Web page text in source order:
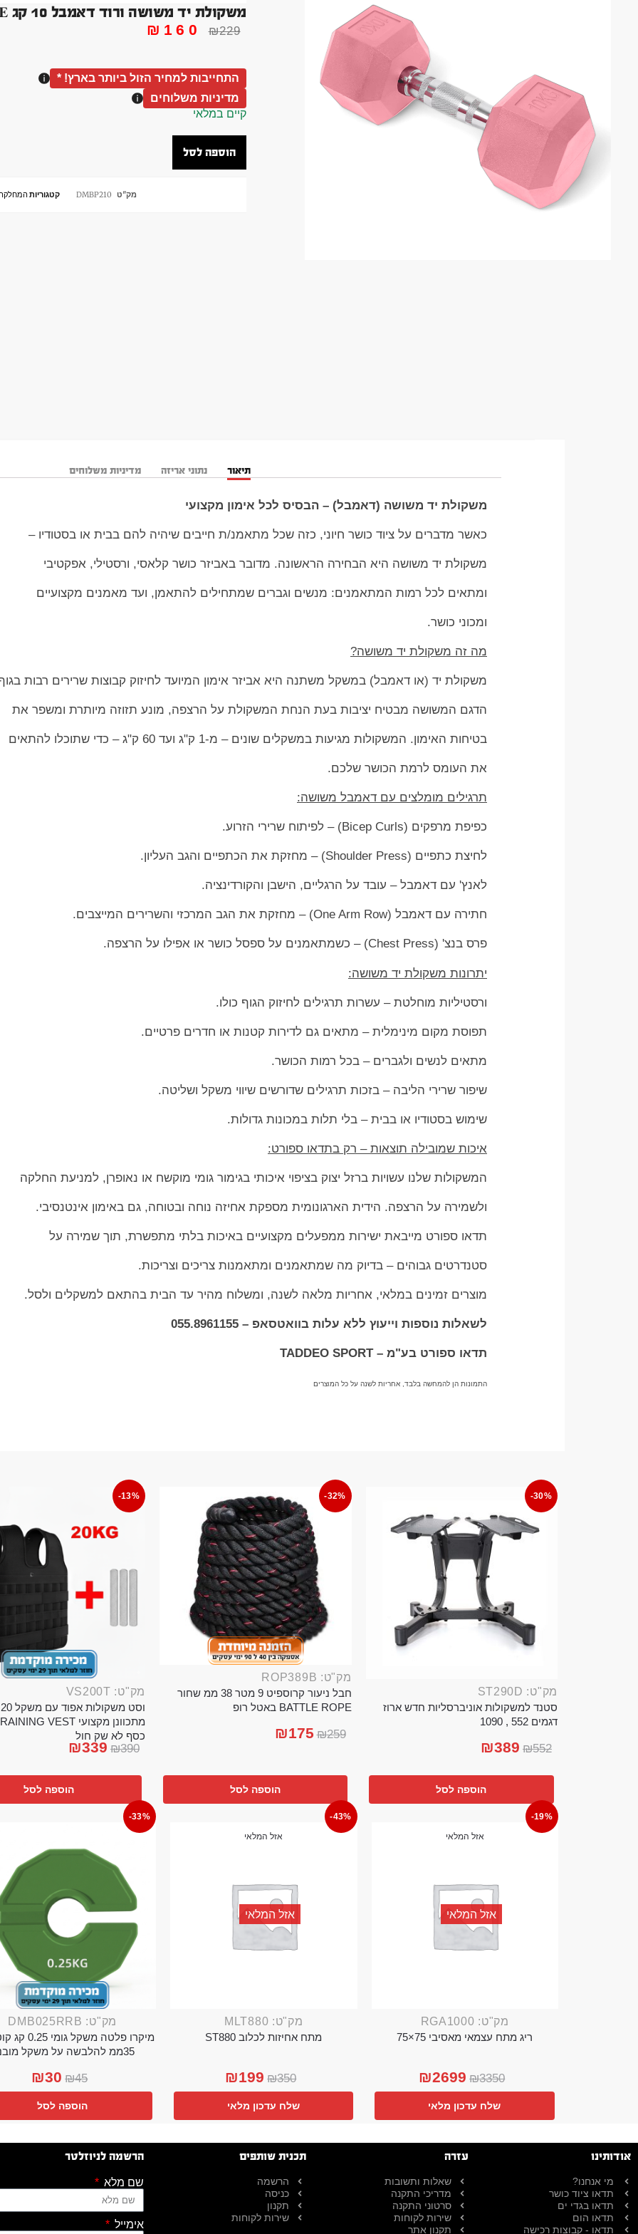
משקולת יד משושה ורוד דאמבל 10 קג DUMBBLLE בלעדי !
₪229
₪ 160
התחייבות למחיר הזול ביותר בארץ! *
מדיניות משלוחים
קיים במלאי
הוספה לסל
מק"ט DMBP210 קטגוריות
תיאור נתוני אריזה מדיניות משלוחים
משקולת יד משושה (דאמבל) – הבסיס לכל אימון מקצועי
כאשר מדברים על ציוד כושר חיוני, כזה שכל מתאמנ/ת חייבים שיהיה להם בבית או בסטודיו –
משקולת יד משושה היא הבחירה הראשונה. מדובר באביזר כושר קלאסי, ורסטילי, אפקטיבי
ומתאים לכל רמות המתאמנים: מנשים וגברים שמתחילים להתאמן, ועד מאמנים מקצועיים
ומכוני כושר.
מה זה משקולת יד משושה?
משקולת יד (או דאמבל) במשקל משתנה היא אביזר אימון המיועד לחיזוק קבוצות שרירים רבות
הדגם המשושה מבטיח יציבות בעת הנחת המשקולת על הרצפה, מונע תזוזה מיותרת ומשפר את
בטיחות האימון. המשקולות מגיעות במשקלים שונים – מ-1 ק"ג ועד 60 ק"ג – כדי שתוכלו להתאים
את העומס לרמת הכושר שלכם.
תרגילים מומלצים עם דאמבל משושה:
כפיפת מרפקים (Bicep Curls) – לפיתוח שרירי הזרוע.
לחיצת כתפיים (Shoulder Press) – מחזקת את הכתפיים והגב העליון.
לאנץ' עם דאמבל – עובד על הרגליים, הישבן והקורדינציה.
חתירה עם דאמבל (One Arm Row) – מחזקת את הגב המרכזי והשרירים המייצבים.
פרס בנצ' (Chest Press) – כשמתאמנים על ספסל כושר או אפילו על הרצפה.
יתרונות משקולת יד משושה:
ורסטיליות מוחלטת – עשרות תרגילים לחיזוק הגוף כולו.
תפוסת מקום מינימלית – מתאים גם לדירות קטנות או חדרים פרטיים.
מתאים לנשים ולגברים – בכל רמות הכושר.
שיפור שרירי הליבה – בזכות תרגילים שדורשים שיווי משקל ושליטה.
שימוש בסטודיו או בבית – בלי תלות במכונות גדולות.
איכות שמובילה תוצאות – רק בתדאו ספורט:
המשקולות שלנו עשויות ברזל יצוק בציפוי איכותי בגימור גומי מוקשח או נאופרן, למניעת החלקה
ולשמירה על הרצפה. הידית הארגונומית מספקת אחיזה נוחה ובטוחה, גם באימון אינטנסיבי.
תדאו ספורט מייבאת ישירות ממפעלים מקצועיים באיכות בלתי מתפשרת, תוך שמירה על
סטנדרטים גבוהים – בדיוק מה שמתאמנים ומתאמנות צריכים וצריכות.
מוצרים זמינים במלאי, אחריות מלאה לשנה, ומשלוח מהיר עד הבית בהתאם למשקלים ולסל.
לשאלות נוספות וייעוץ ללא עלות בוואטסאפ – 055.8961155
תדאו ספורט בע"מ – TADDEO SPORT
התמונות הן להמחשה בלבד, אחריות לשנה על כל המוצרים
-30%
מק"ט: ST290D
סטנד למשקולות אוניברסליות חדש ארוז
דגמים 552 , 1090
₪552
₪389
הוספה לסל
-32%
מק"ט: ROP389B
חבל ניעור קרוספיט 9 מטר 38 ממ שחור
BATTLE ROPE באטל רופ
₪259
₪175
הוספה לסל
-13%
מק"ט: VS200T
כסף לא שק חול
₪390
₪339
הוספה לסל
-19%
אזל המלאי
אזל המלאי
מק"ט: RGA1000
ריג מתח עצמאי מאסיבי 75×75
₪3350
₪2699
שלח עדכון מלאי
-43%
אזל המלאי
אזל המלאי
מק"ט: MLT880
מתח אחיזות לכלוב ST880
₪350
₪199
שלח עדכון מלאי
-33%
מק"ט: DMB025RRB
מיקרו פלטה
35ממ להלבשה על משקל מובנה
₪45
₪30
הוספה לסל
אודותינו
מי אנחנו?
תדאו ציוד כושר
תדאו בגדי ים
תדאו הום
תדאו - קבוצות רכישה
עזרה
שאלות ותשובות
מדריכי התקנה
סרטוני התקנה
שירות לקוחות
תקנון אתר
תכנית שותפים
הרשמה
כניסה
תקנון
שירות לקוחות
הרשמה לניוזלטר
שם מלא
אימייל